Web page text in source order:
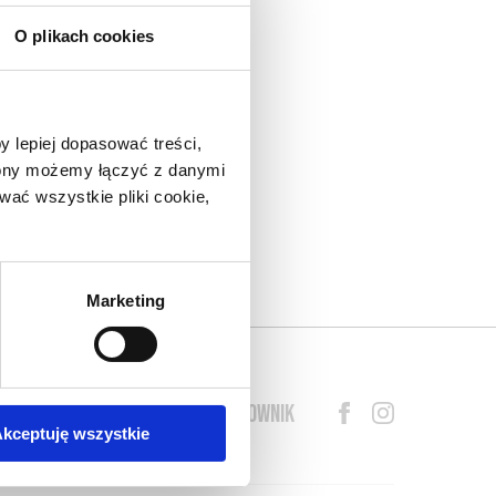
O plikach cookies
lepiej dopasować treści,
możemy łączyć z danymi
wszystkie pliki cookie,
Marketing
wszystkie
o
BLOG PRZEWODNIK SŁOWNIK